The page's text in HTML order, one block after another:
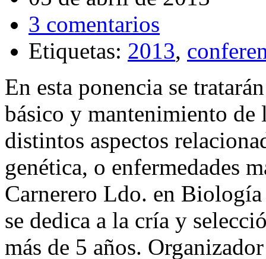
3 comentarios
Etiquetas: 2013,
En esta ponencia se
básico y mantenimiento
distintos aspectos
genética, o enfermedades
Carnerero Ldo. en
se dedica a la cría y
más de 5 años.